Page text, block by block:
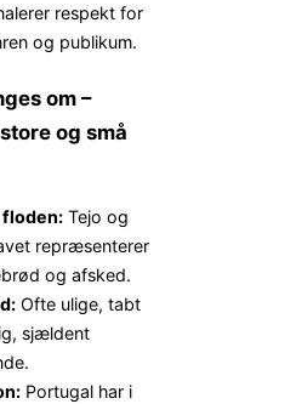
respekt for
og publikum.
om –
og små
floden: Tejo og
repræsenterer
og afsked.
Ofte ulige, tabt
sjældent
Portugal har i